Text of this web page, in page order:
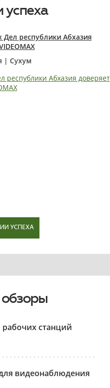
успеха
Дел республики Абхазия
| Сухум
УСПЕХА
станций
видеонаблюдения